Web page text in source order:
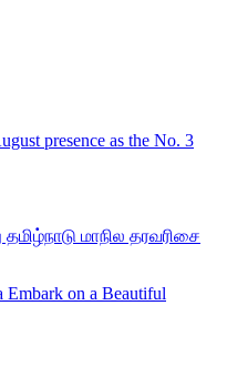
presence as the No. 3
மாநில தரவரிசை
on a Beautiful